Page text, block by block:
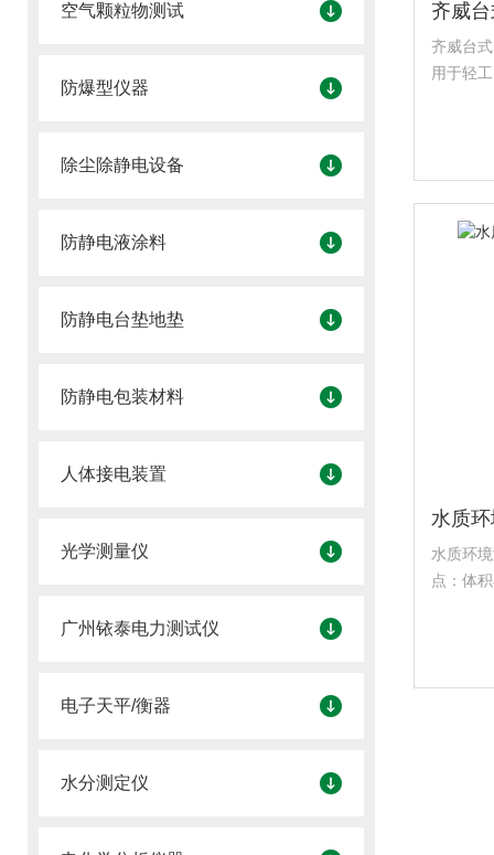
空气颗粒物测试
防爆型仪器
除尘除静电设备
防静电液涂料
防静电台垫地垫
防静电包装材料
人体接电装置
光学测量仪
广州铱泰电力测试仪
电子天平/衡器
水分测定仪
齐威台
用于轻
水质环
点：体